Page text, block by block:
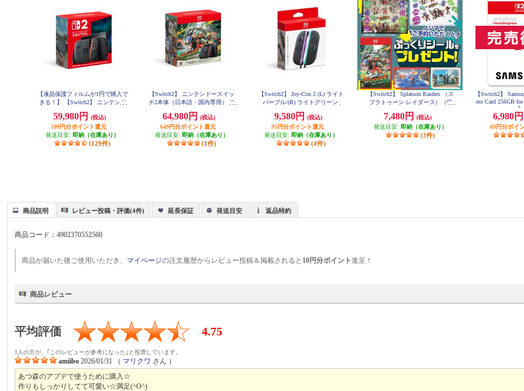
【液晶保護フィルムが1円で購入で
きる！】 【Switch2】 ニンテンド
用）
59,980円
(税込)
599円分ポイント還元
発送目安: 即納（在庫あり）
(129件)
【Switch2】 ニンテンドースイッ
チ2本体（日本語・国内専用） ス
（特典：クッション付き ※シー
ルは付きません）
64,980円
(税込)
649円分ポイント還元
発送目安: 即納（在庫あり）
(1件)
【Switch2】 Joy-Con 2 (L) ライト
パープル/(R) ライトグリーン
9,580円
(税込)
95円分ポイント還元
発送目安: 即納（在庫あり）
(4件)
【Switch2】 Splatoon Raiders （ス
プラトゥーン レイダース）（特
くりシール 付き）
7,480円
(税込)
発送目安: 即納（在庫あり）
(3件)
【Switch2】
ess Card 256GB
2
6,980円
69円分ポイ
商品説明 レビュー投稿・評価(4件) 延長保証 発送目安 返品特約
商品コード：4902370552560
商品が届いた後ご使用いただき、 マイページの注文履歴からレビュー投稿＆掲載されると 10円分ポイント進呈！
商品レビュー
平均評価 4.75
1人の方が、｢このレビューが参考になった｣と投票しています。
amiibo 2026/01/31 （ マリクワ さん ）
あつ森のアプデで使うために購入☆
作りもしっかりしてて可愛い☆満足(^O^)